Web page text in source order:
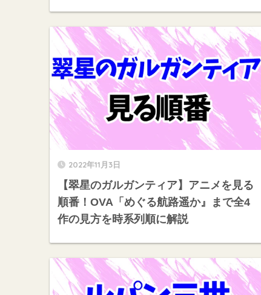
2022年11月3日
【翠星のガルガンティア】アニメを見る
順番！OVA「めぐる航路遥か』まで全4
作の見方を時系列順に解説